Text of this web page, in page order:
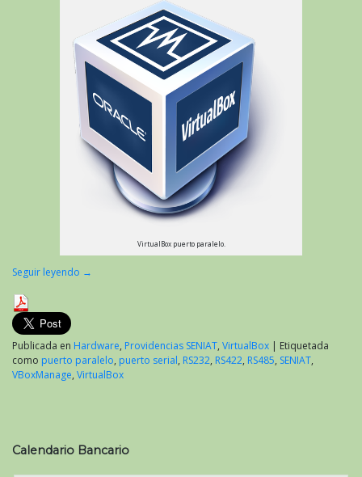
VirtualBox puerto paralelo.
Seguir leyendo →
Publicada en Hardware, Providencias SENIAT, VirtualBox | Etiquetada
como puerto paralelo, puerto serial, RS232, RS422, RS485, SENIAT,
VBoxManage, VirtualBox
Calendario Bancario